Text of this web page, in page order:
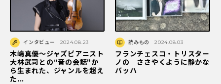
インタビュー 2024.08.23
木嶋真優〜ジャズピアニスト
大林武司との“音の会話”か
ら生まれた、ジャンルを超え
た...
読みもの 2024.08.03
フランチェスコ・トリスター
ノの ささやくように静かな
バッハ